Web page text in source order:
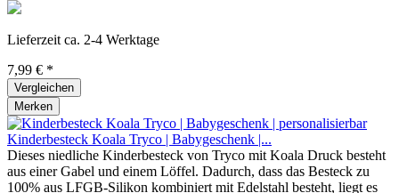
Lieferzeit ca. 2-4 Werktage
7,99 € *
Vergleichen
Merken
Kinderbesteck Koala Tryco | Babygeschenk |...
Dieses niedliche Kinderbesteck von Tryco mit Koala Druck besteht
aus einer Gabel und einem Löffel. Dadurch, dass das Besteck zu
100% aus LFGB-Silikon kombiniert mit Edelstahl besteht, liegt es